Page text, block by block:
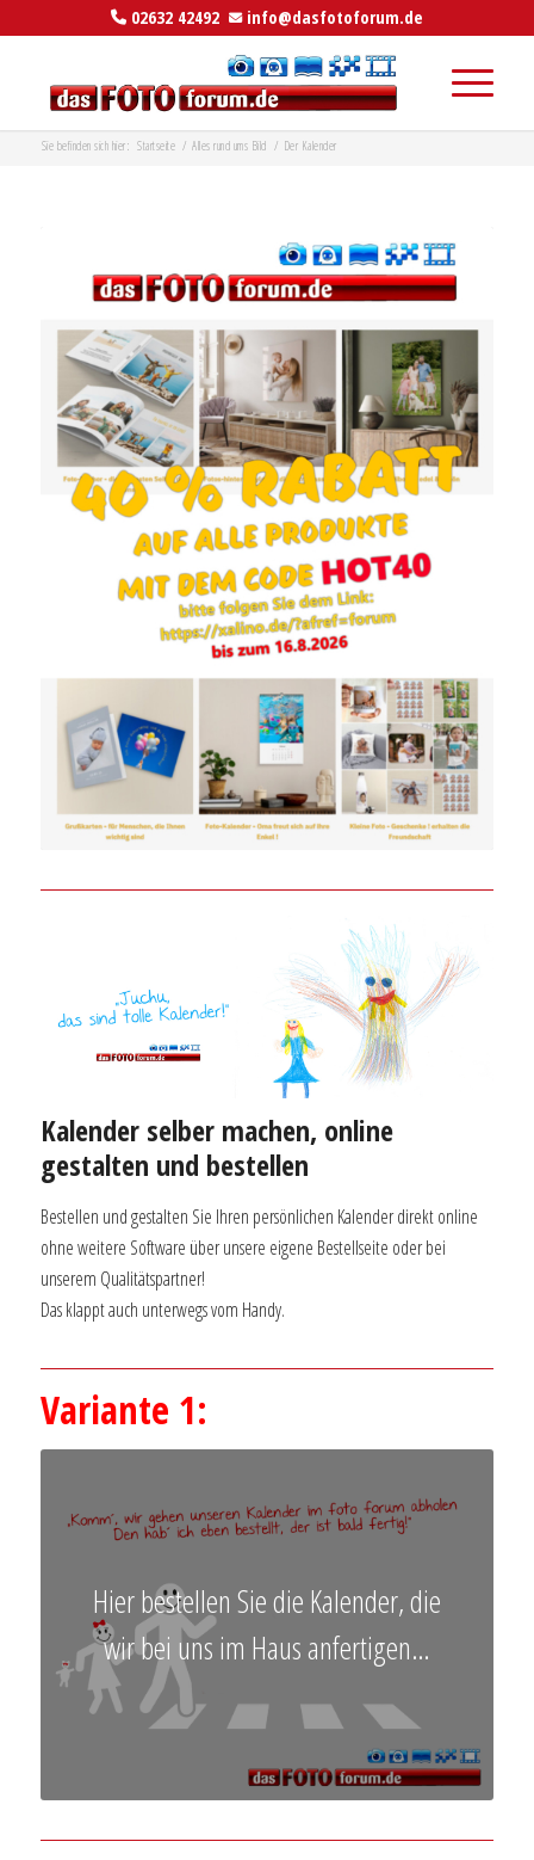
02632 42492 info@dasfotoforum.de
Sie befinden sich hier: Startseite / Alles rund ums Bild / Der Kalender
Kalender selber machen, online
gestalten und bestellen
Bestellen und gestalten Sie Ihren persönlichen Kalender direkt online
ohne weitere Software über unsere eigene Bestellseite oder bei
unserem Qualitätspartner!
Das klappt auch unterwegs vom Handy.
Variante 1:
Hier bestellen Sie die Kalender, die
wir bei uns im Haus anfertigen…